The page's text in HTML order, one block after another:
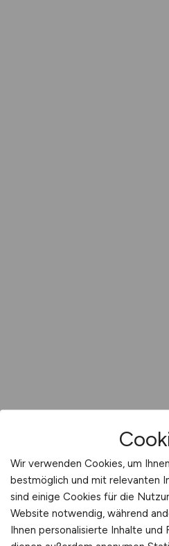
Wir verwenden Cookies, um
bestmöglich und mit relevanten
sind einige Cookies für die
Website notwendig, während
Ihnen personalisierte Inhalte und